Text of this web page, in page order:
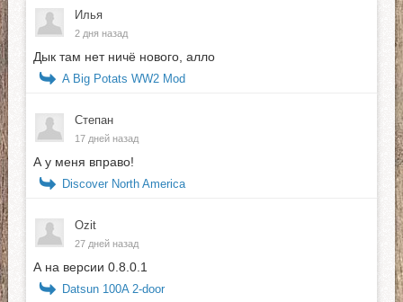
Илья
2 дня назад
Дык там нет ничё нового, алло
A Big Potats WW2 Mod
Степан
17 дней назад
А у меня вправо!
Discover North America
Ozit
27 дней назад
А на версии 0.8.0.1
Datsun 100A 2-door